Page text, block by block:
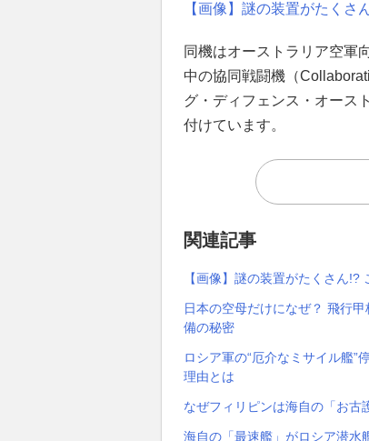
【画像】謎の装置がたくさ
同機はオーストラリア空軍
中の協同戦闘機（
グ・ディフェンス・オース
付けています。
関連記事
【画像】謎の装置がたくさん
日本の空母だけになぜ？ 飛行
備の秘密
ロシア軍の“厄介なミサイル艦”
理由とは
なぜフィリピンは海自の「お古
海自の「最速艦」がロシア潜水